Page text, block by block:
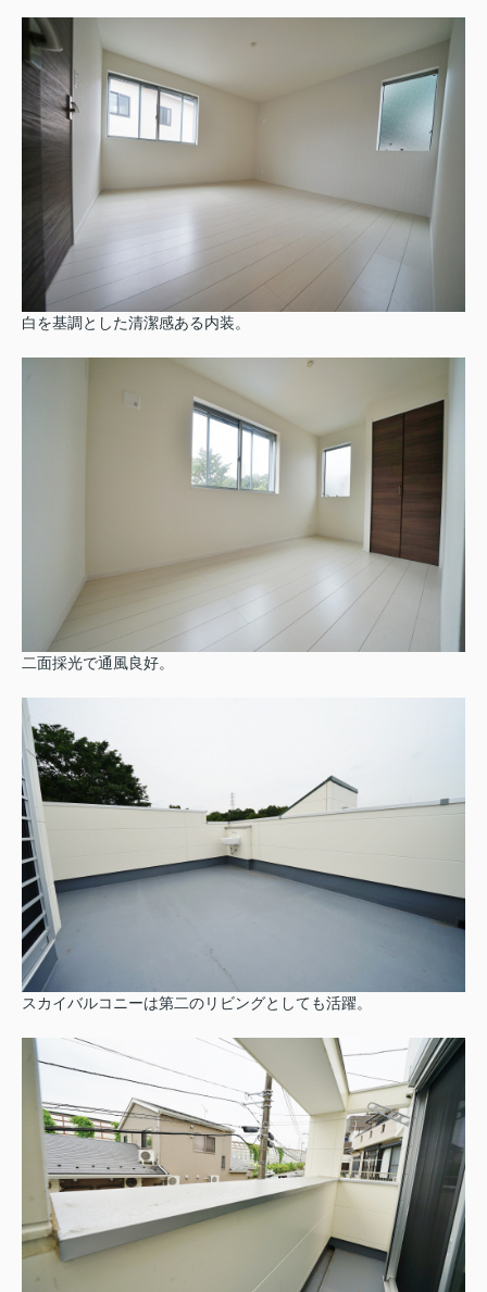
白を基調とした清潔感ある内装。
二面採光で通風良好。
スカイバルコニーは第二のリビングとしても活躍。